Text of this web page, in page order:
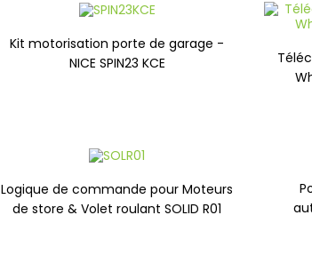
Kit motorisation porte de garage -
NICE SPIN23 KCE
Logique de commande pour Moteurs
de store & Volet roulant SOLID R01